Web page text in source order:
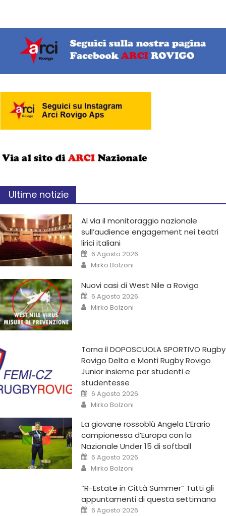
Ultime notizie
Al via il monitoraggio nazionale
sull’audience engagement nei teatri
lirici italiani
6 Agosto 2026
Mirko Bolzoni
Nuovi casi di West Nile a Rovigo
6 Agosto 2026
Mirko Bolzoni
Torna il DOPOSCUOLA SPORTIVO Rugby
Rovigo Delta e Monti Rugby Rovigo
Junior insieme per studenti e
studentesse
6 Agosto 2026
Mirko Bolzoni
La giovane rossoblù Angela L’Erario
campionessa d’Europa con la
Nazionale Under 15 di softball
6 Agosto 2026
Mirko Bolzoni
“R-Estate in Città Summer” Tutti gli
appuntamenti di questa settimana
6 Agosto 2026